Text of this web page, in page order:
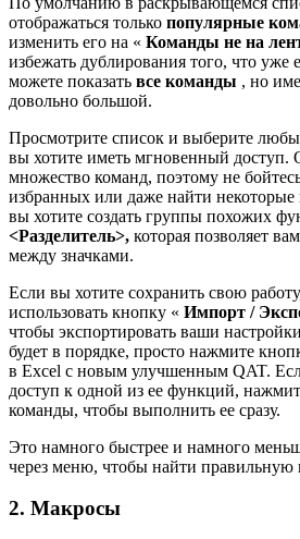
отображаться только популярные
изменить его на « Команды не на
избежать дублирования того, что уже
можете показать все команды , но
довольно большой.
Просмотрите список и выберите
вы хотите иметь мгновенный доступ.
множество команд, поэтому не
избранных или даже найти
вы хотите создать группы похожих
<Разделитель>, которая позволяет
между значками.
Если вы хотите сохранить свою
использовать кнопку « Импорт /
чтобы экспортировать ваши
будет в порядке, просто нажмите
в Excel с новым улучшенным QAT.
доступ к одной из ее функций,
команды, чтобы выполнить ее сразу.
Это намного быстрее и намного
через меню, чтобы найти правильную
2. Макросы